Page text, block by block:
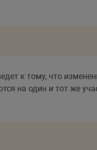
к тому, что
на один и тот же